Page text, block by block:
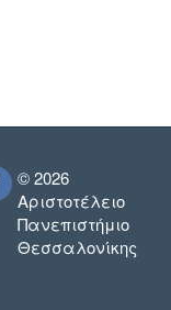
© 2026
Αριστοτέλειο
Πανεπιστήμιο
Θεσσαλονίκης